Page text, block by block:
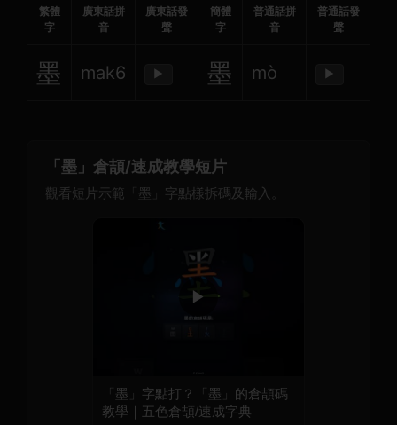
繁體
字
廣東話拼
音
廣東話發
聲
簡體
字
普通話拼
音
普通話發
聲
墨 mak6 ▶ 墨 mò ▶
「墨」倉頡/速成教學短片
觀看短片示範「墨」字點樣拆碼及輸入。
▶
「墨」字點打？「墨」的倉頡碼
教學｜五色倉頡/速成字典